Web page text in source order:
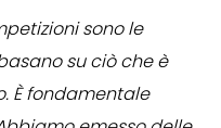
sono le
su ciò che è
È fondamentale